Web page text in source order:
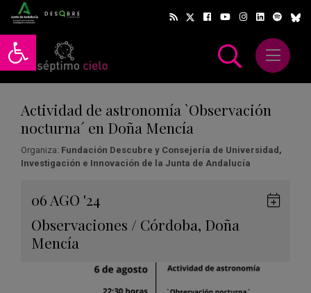
Abrir barra de herramientas
Abrir
Actividad de astronomía `Observación
nocturna´ en Doña Mencía
Organiza: Fundación Descubre y Consejería de Universidad,
Investigación e Innovación de la Junta de Andalucía
06 AGO '24
Observaciones / Córdoba, Doña
Mencía